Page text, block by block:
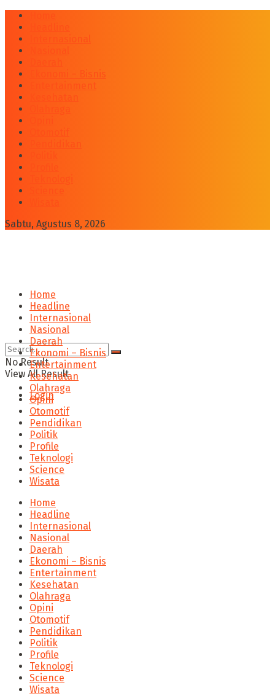
Internasional
Ekonomi – Bisnis
Entertainment
Sabtu, Agustus 8, 2026
No Result
View All Result
Login
Home
Headline
Internasional
Nasional
Daerah
Ekonomi – Bisnis
Entertainment
Kesehatan
Olahraga
Opini
Otomotif
Pendidikan
Politik
Profile
Teknologi
Science
Wisata
Home
Headline
Internasional
Nasional
Daerah
Ekonomi – Bisnis
Entertainment
Kesehatan
Olahraga
Opini
Otomotif
Pendidikan
Politik
Profile
Teknologi
Science
Wisata